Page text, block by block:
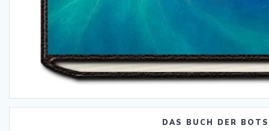
DAS BUCH DER